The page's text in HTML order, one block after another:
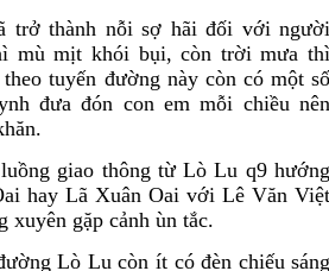
trở thành nỗi sợ hãi đối với
mù mịt khói bụi, còn trời mưa
tuyến đường này còn có một
đưa đón con em mỗi chiều
giao thông từ Lò Lu q9
hay Lã Xuân Oai với Lê Văn
gặp cảnh ùn tắc.
Lò Lu còn ít có đèn chiếu